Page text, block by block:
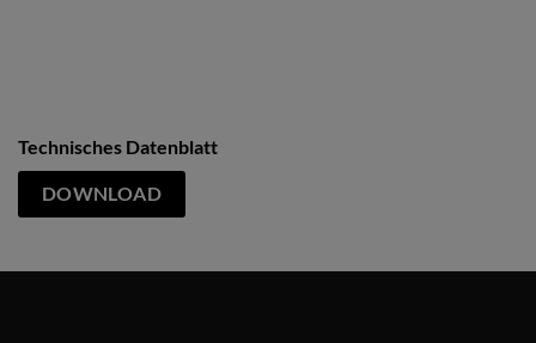
Technisches Datenblatt
DOWNLOAD